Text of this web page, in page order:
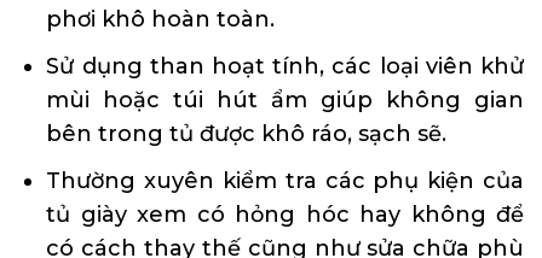
phơi khô hoàn toàn.
Sử dụng than hoạt tính, các loại viên khử
mùi hoặc túi hút ẩm giúp không gian
bên trong tủ được khô ráo, sạch sẽ.
Thường xuyên kiểm tra các phụ kiện của
tủ giày xem có hỏng hóc hay không để
có cách thay thế cũng như sửa chữa phù